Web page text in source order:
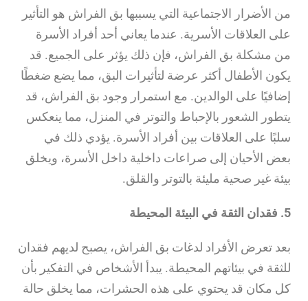
من الأضرار الاجتماعية التي يسببها بق الفراش هو التأثير
على العلاقات الأسرية. عندما يعاني أحد أفراد الأسرة
من مشكلة بق الفراش، فإن ذلك يؤثر على الجميع. قد
يكون الأطفال أكثر عرضة لتأثيرات البق، مما يضع ضغطًا
إضافيًا على الوالدين. مع استمرار وجود بق الفراش، قد
يتطور الشعور بالإحباط والتوتر في المنزل، مما ينعكس
سلبًا على العلاقات بين أفراد الأسرة. يؤدي ذلك في
بعض الأحيان إلى صراعات داخلية داخل الأسرة، ويخلق
بيئة غير صحية مليئة بالتوتر والقلق.
5. فقدان الثقة في البيئة المحيطة
بعد تعرض الأفراد لدغات بق الفراش، يصبح لديهم فقدان
للثقة في بيئاتهم المحيطة. يبدأ الأشخاص في التفكير بأن
كل مكان قد يحتوي على هذه الحشرات، مما يخلق حالة